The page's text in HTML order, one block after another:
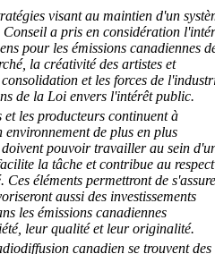
visant au maintien d'un
a pris en considération
pour les émissions canadiennes
la créativité des artistes et
et les forces de
de la Loi envers l'intérêt public.
les producteurs continuent à
environnement de plus en plus
pouvoir travailler au sein
la tâche et contribue au respect
Ces éléments permettront de
aussi des investissements
les émissions canadiennes
leur qualité et leur originalité.
canadien se trouvent des